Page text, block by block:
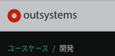
ユースケース 開発